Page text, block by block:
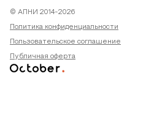
© АПНИ 2014-2026
Политика конфиденциальности
Пользовательское соглашение
Публичная оферта